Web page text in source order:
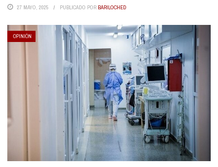
27 MAYO, 2025 PUBLICADO POR BARILOCHED
OPINIÓN